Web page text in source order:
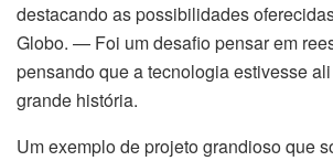
destacando as possibilidades
Globo. — Foi um desafio pensar em
pensando que a tecnologia estivesse
grande história.
Um exemplo de projeto grandioso que